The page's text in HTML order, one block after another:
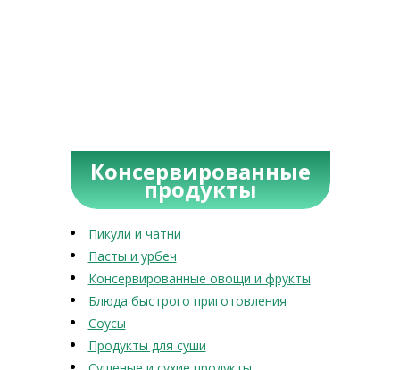
Консервированные
продукты
Пикули и чатни
Пасты и урбеч
Консервированные овощи и фрукты
Блюда быстрого приготовления
Соусы
Продукты для суши